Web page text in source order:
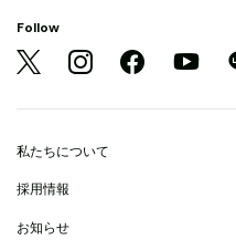
Follow
私たちについて
採用情報
お知らせ